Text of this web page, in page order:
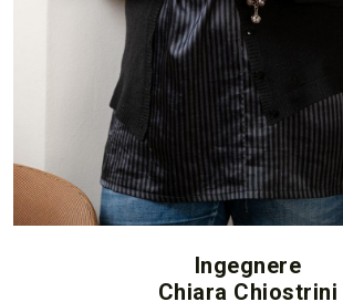
Ingegnere
Chiara Chiostrini